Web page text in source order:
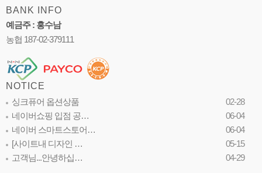
BANK INFO
예금주 : 홍수남
농협 187-02-379111
NOTICE
싱크퓨어 옵션상품
02-28
네이버쇼핑 입점 공…
06-04
네이버 스마트스토어…
06-04
[사이트내 디자인 …
05-15
고객님...안녕하십…
04-29